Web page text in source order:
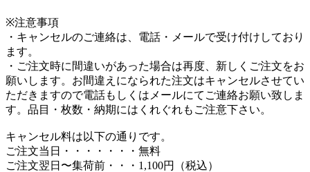
※注意事項
・キャンセルのご連絡は、電話・メールで受け付けしており
ます。
・ご注文時に間違いがあった場合は再度、新しくご注文をお
願いします。お間違えになられた注文はキャンセルさせてい
ただきますので電話もしくはメールにてご連絡お願い致しま
す。品目・枚数・納期にはくれぐれもご注意下さい。
キャンセル料は以下の通りです。
ご注文当日・・・・・・・無料
ご注文翌日〜集荷前・・・1,100円（税込）